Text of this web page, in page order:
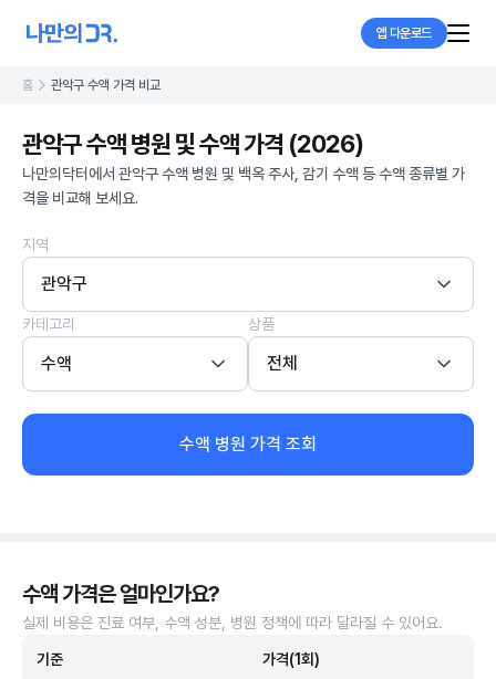
앱 다운로드
홈 관악구 수액 가격 비교
관악구 수액 병원 및 수액 가격 (2026)
나만의닥터에서 관악구 수액 병원 및 백옥 주사, 감기 수액 등 수액 종류별 가
격을 비교해 보세요.
지역
관악구
카테고리
수액
상품
전체
수액 병원 가격 조회
수액 가격은 얼마인가요?
실제 비용은 진료 여부, 수액 성분, 병원 정책에 따라 달라질 수 있어요.
기준 가격(1회)